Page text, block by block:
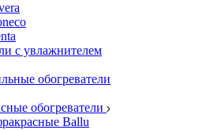
с увлажнителем
обогреватели
обогреватели
Ballu